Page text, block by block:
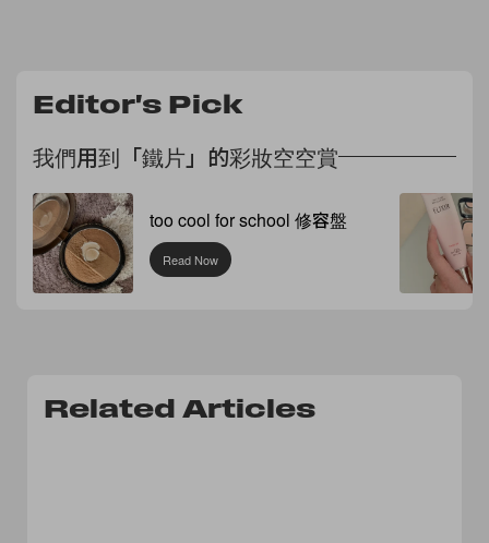
Editor's Pick
我們用到「鐵片」的彩妝空空賞
too cool for school 修容盤
Read Now
Related Articles